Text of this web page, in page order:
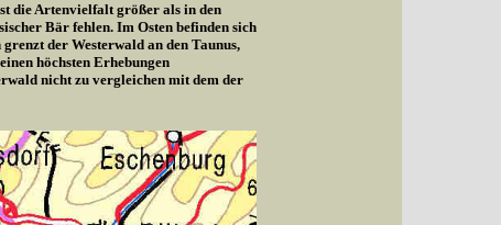
die Artenvielfalt größer als in den
Bär fehlen. Im Osten befinden sich
der Westerwald an den Taunus,
höchsten Erhebungen
nicht zu vergleichen mit dem der